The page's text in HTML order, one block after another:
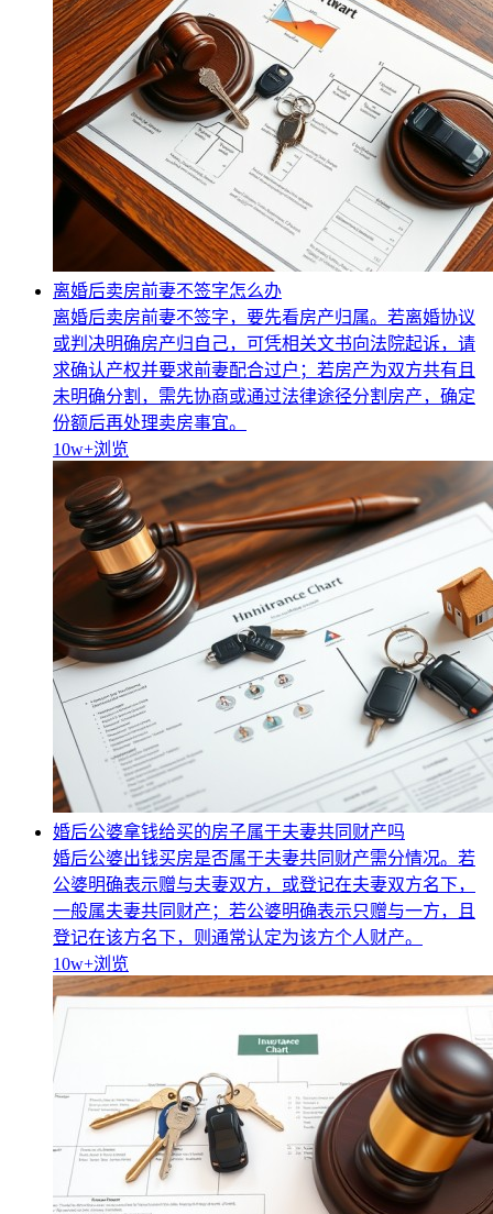
离婚后卖房前妻不签字怎么办
离婚后卖房前妻不签字，要先看房产归属。若离婚协议
或判决明确房产归自己，可凭相关文书向法院起诉，请
求确认产权并要求前妻配合过户；若房产为双方共有且
未明确分割，需先协商或通过法律途径分割房产，确定
份额后再处理卖房事宜。
10w+浏览
婚后公婆拿钱给买的房子属于夫妻共同财产吗
婚后公婆出钱买房是否属于夫妻共同财产需分情况。若
公婆明确表示赠与夫妻双方，或登记在夫妻双方名下，
一般属夫妻共同财产；若公婆明确表示只赠与一方，且
登记在该方名下，则通常认定为该方个人财产。
10w+浏览